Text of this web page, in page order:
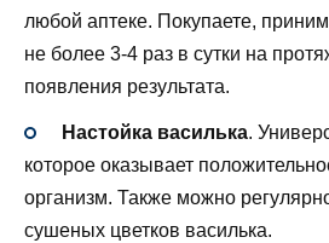
любой аптеке. Покупаете,
не более 3-4 раз в сутки на
появления результата.
Настойка василька.
которое оказывает
организм. Также можно
сушеных цветков василька.